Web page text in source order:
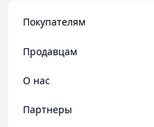
Покупателям
Продавцам
О нас
Партнеры